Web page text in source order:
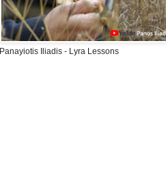
Panayiotis Iliadis - Lyra Lessons